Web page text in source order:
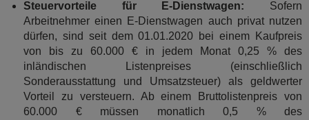
Steuervorteile für E-Dienstwagen: Sofern
Arbeitnehmer einen E-Dienstwagen auch privat nutzen
dürfen, sind seit dem 01.01.2020 bei einem Kaufpreis
von bis zu 60.000 € in jedem Monat 0,25 % des
inländischen Listenpreises (einschließlich
Sonderausstattung und Umsatzsteuer) als geldwerter
Vorteil zu versteuern. Ab einem Bruttolistenpreis von
60.000 € müssen monatlich 0,5 % des